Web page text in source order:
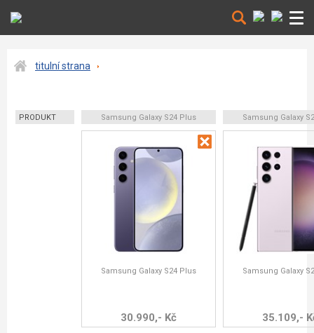
titulní strana
PRODUKT Samsung Galaxy S24 Plus Samsung Galaxy
Samsung Galaxy S24 Plus
30.990,- Kč
Samsung Galaxy
35.109,-